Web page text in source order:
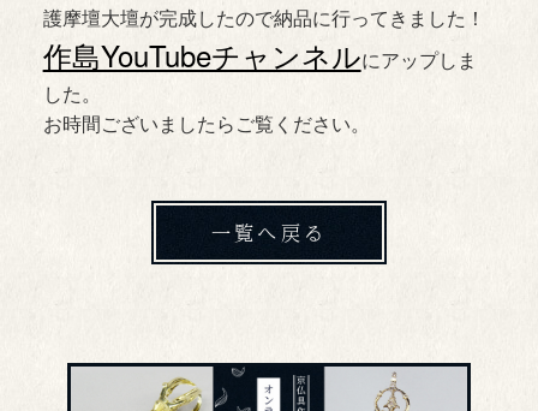
護摩壇大壇が完成したので納品に行ってきました！
作島YouTubeチャンネルにアップしま
した。
お時間ございましたらご覧ください。
一覧へ戻る